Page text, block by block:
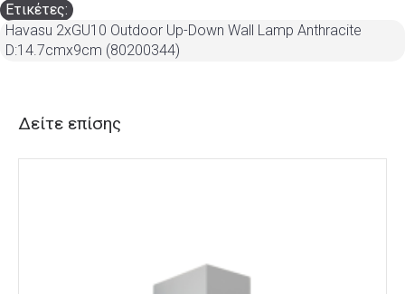
Ετικέτες:
Havasu 2xGU10 Outdoor Up-Down Wall Lamp Anthracite
D:14.7cmx9cm (80200344)
Δείτε επίσης